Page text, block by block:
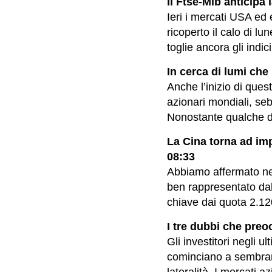
Ieri i mercati USA ed
ricoperto il calo di
toglie ancora gli
In cerca di lumi che
Anche l’inizio di
azionari mondiali,
Nonostante qualche
La Cina torna ad
08:33
Abbiamo affermato
ben rappresentato
chiave dai quota
I tre dubbi che
Gli investitori negli
cominciano a